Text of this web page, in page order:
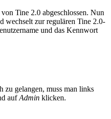
Tine 2.0 abgeschlossen. Nun
wechselt zur regulären Tine 2.0-
und das Kennwort
zu gelangen, muss man links
aufAdmin klicken.